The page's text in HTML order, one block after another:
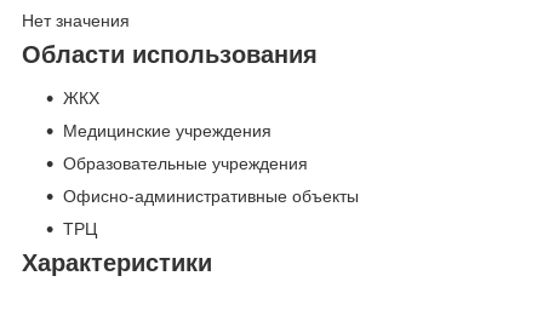
Нет значения
Области использования
ЖКХ
Медицинские учреждения
Образовательные учреждения
Офисно-административные объекты
ТРЦ
Характеристики